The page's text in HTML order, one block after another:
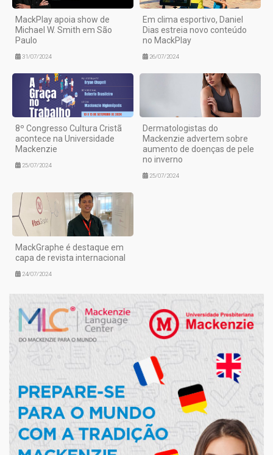
MackPlay apoia show de
Michael W. Smith em São
Paulo
31/07/2024
Em clima esportivo, Daniel
Dias estreia novo conteúdo
no MackPlay
26/07/2024
8º Congresso Cultura Cristã
acontece na Universidade
Mackenzie
25/07/2024
Dermatologistas do
Mackenzie advertem sobre
aumento de doenças de pele
no inverno
25/07/2024
MackGraphe é destaque em
capa de revista internacional
24/07/2024